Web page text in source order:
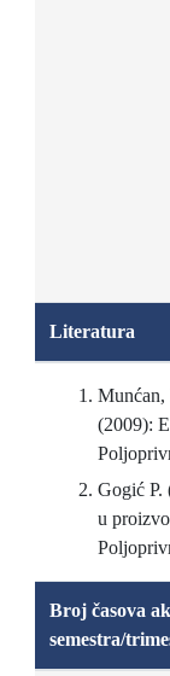
Literatura
Munćan,
(2009):
Gogić P.
u
Broj časova
semestra/